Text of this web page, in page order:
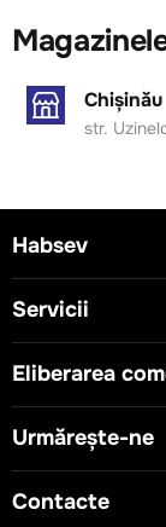
Chișinău
str.
Habsev
Servicii
Eliberarea
Urmărește-ne
Contacte